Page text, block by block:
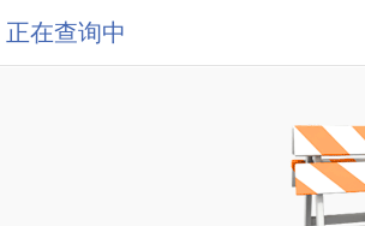
正在查询中